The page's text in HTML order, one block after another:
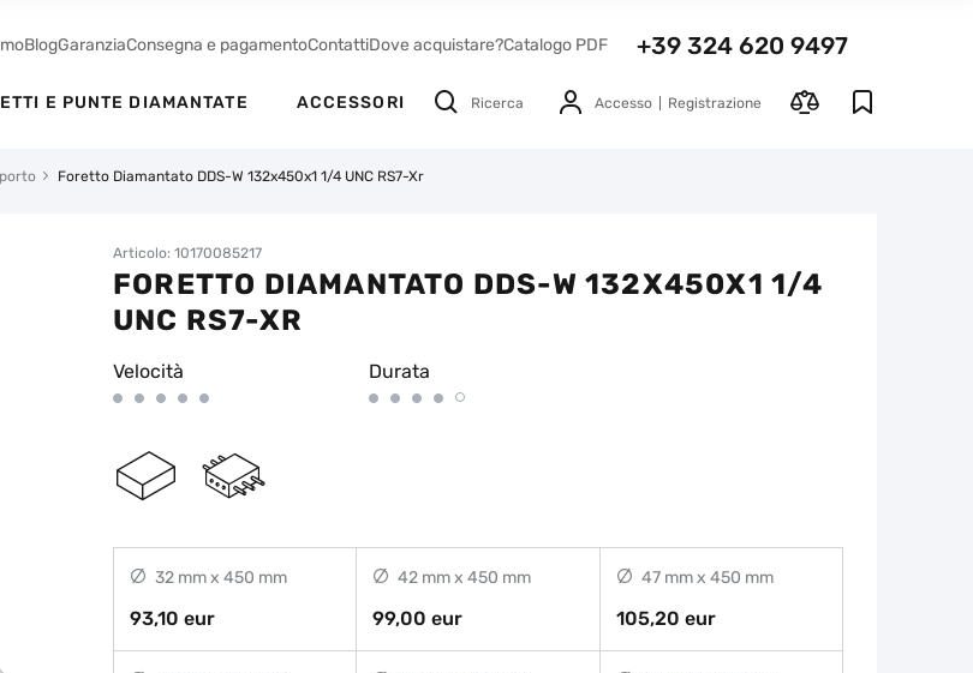
BlogGaranziaConsegna e pagamentoContattiDove acquistare?Catalogo PDF +39 324 620 9497
E PUNTE DIAMANTATE ACCESSORI Ricerca Accesso Registrazione
Foretto Diamantato DDS-W 132x450x1 1/4 UNC RS7-Xr
Articolo: 10170085217
FORETTO DIAMANTATO DDS-W 132X450X1 1/4
UNC RS7-XR
Velocità Durata
32 mm x 450 mm
93,10 eur
42 mm x 450 mm
99,00 eur
47 mm x 450 mm
105,20 eur